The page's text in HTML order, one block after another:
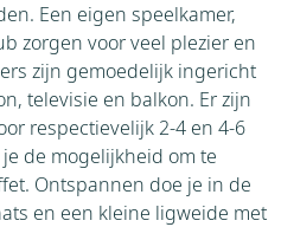
Een eigen speelkamer,
zorgen voor veel plezier en
zijn gemoedelijk ingericht
televisie en balkon. Er zijn
respectievelijk 2-4 en 4-6
de mogelijkheid om te
Ontspannen doe je in de
en een kleine ligweide met